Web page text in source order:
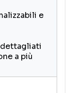
e
a più